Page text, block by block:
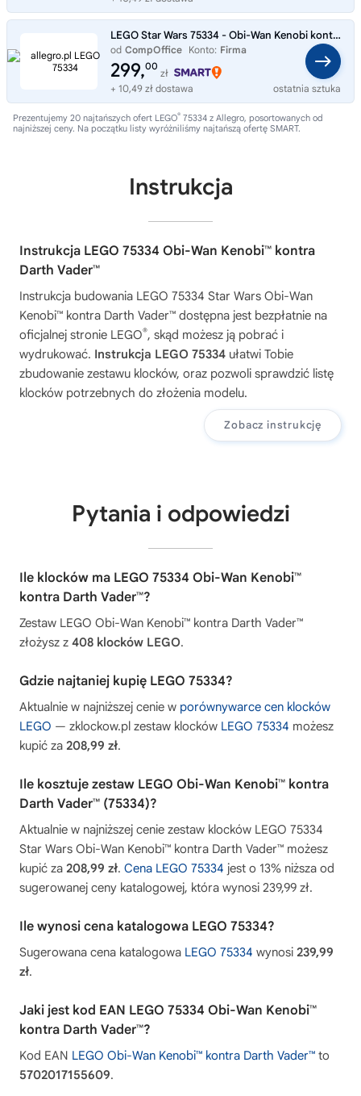
LEGO Star Wars 75334 - Obi-Wan Kenobi kontra Darth Vader
od CompOffice Konto: Firma
299,00
zł
+ 10,49 zł dostawa
ostatnia sztuka
Prezentujemy 20 najtańszych ofert LEGO® 75334 z Allegro, posortowanych od
najniższej ceny. Na początku listy wyróżniliśmy najtańszą ofertę SMART.
Instrukcja
Instrukcja LEGO 75334 Obi-Wan Kenobi™ kontra
Darth Vader™
Instrukcja budowania LEGO 75334 Star Wars Obi-Wan
Kenobi™ kontra Darth Vader™ dostępna jest bezpłatnie na
oficjalnej stronie LEGO®, skąd możesz ją pobrać i
wydrukować. Instrukcja LEGO 75334 ułatwi Tobie
zbudowanie zestawu klocków, oraz pozwoli sprawdzić listę
klocków potrzebnych do złożenia modelu.
Zobacz instrukcję
Pytania i odpowiedzi
Ile klocków ma LEGO 75334 Obi-Wan Kenobi™
kontra Darth Vader™?
Zestaw LEGO Obi-Wan Kenobi™ kontra Darth Vader™
złożysz z 408 klocków LEGO.
Gdzie najtaniej kupię LEGO 75334?
Aktualnie w najniższej cenie w porównywarce cen klocków
LEGO — zklockow.pl zestaw klocków LEGO 75334 możesz
kupić za 208,99 zł.
Ile kosztuje zestaw LEGO Obi-Wan Kenobi™ kontra
Darth Vader™ (75334)?
Aktualnie w najniższej cenie zestaw klocków LEGO 75334
Star Wars Obi-Wan Kenobi™ kontra Darth Vader™ możesz
kupić za 208,99 zł. Cena LEGO 75334 jest o 13% niższa od
sugerowanej ceny katalogowej, która wynosi 239,99 zł.
Ile wynosi cena katalogowa LEGO 75334?
Sugerowana cena katalogowa LEGO 75334 wynosi 239,99
zł.
Jaki jest kod EAN LEGO 75334 Obi-Wan Kenobi™
kontra Darth Vader™?
Kod EAN LEGO Obi-Wan Kenobi™ kontra Darth Vader™ to
5702017155609.